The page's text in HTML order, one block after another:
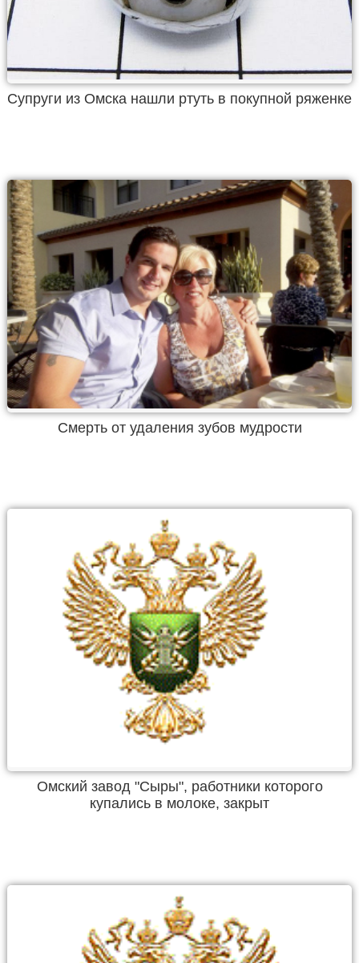
Супруги из Омска нашли ртуть в покупной ряженке
Смерть от удаления зубов мудрости
Омский завод "Сыры", работники которого
купались в молоке, закрыт